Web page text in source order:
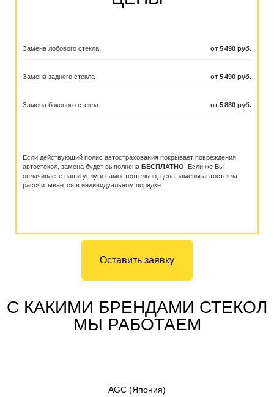
Замена лобового стекла от 5 490 руб.
Замена заднего стекла от 5 490 руб.
Замена бокового стекла от 5 880 руб.
Если действующий полис автострахования покрывает повреждения
автостекол, замена будет выполнена БЕСПЛАТНО . Если же Вы
оплачиваете наши услуги самостоятельно, цена замены автостекла
рассчитывается в индивидуальном порядке.
Оставить заявку
С КАКИМИ БРЕНДАМИ СТЕКОЛ
МЫ РАБОТАЕМ
AGC (Япония)